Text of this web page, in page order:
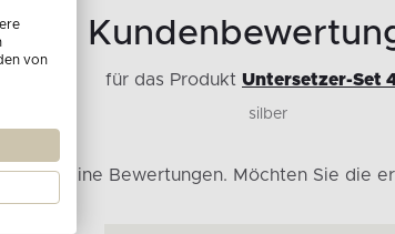
für das Produkt Untersetzer-Set
silber
es keine Bewertungen. Möchten Sie die
von